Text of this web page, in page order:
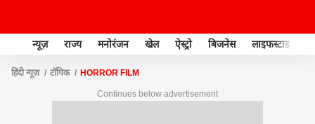
न्यूज़ राज्य मनोरंजन खेल ऐस्ट्रो बिजनेस लाइफस्टाइल
हिंदी न्यूज़ टॉपिक HORROR FILM
Continues below advertisement